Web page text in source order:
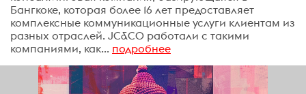
Бангкоке, которая более 16 лет предоставляет
комплексные коммуникационные услуги клиентам из
разных отраслей. JC&CO работали с такими
компаниями, как... подробнее